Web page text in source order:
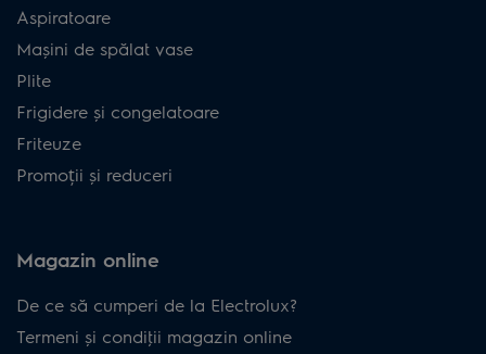
Aspiratoare
Mașini de spălat vase
Plite
Frigidere și congelatoare
Friteuze
Promoții și reduceri
Magazin online
De ce să cumperi de la Electrolux?
Termeni și condiţii magazin online